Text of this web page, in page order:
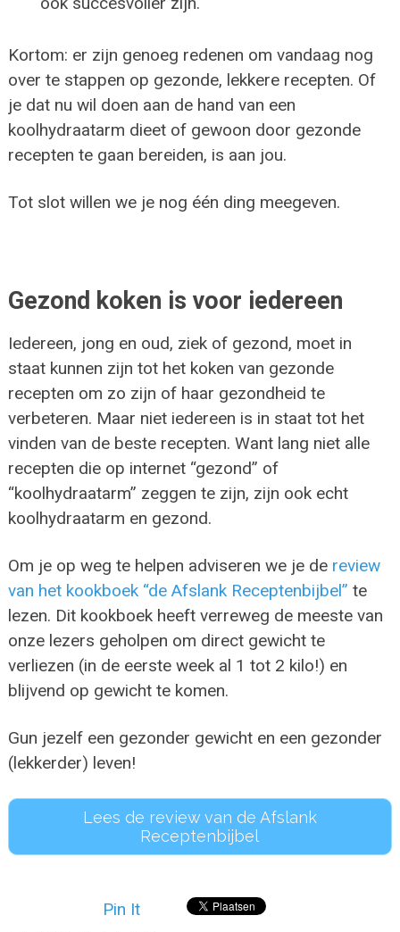
Kortom: er zijn genoeg redenen om vandaag nog
over te stappen op gezonde, lekkere recepten. Of
je dat nu wil doen aan de hand van een
koolhydraatarm dieet of gewoon door gezonde
recepten te gaan bereiden, is aan jou.
Tot slot willen we je nog één ding meegeven.
Gezond koken is voor iedereen
Iedereen, jong en oud, ziek of gezond, moet in
staat kunnen zijn tot het koken van gezonde
recepten om zo zijn of haar gezondheid te
verbeteren. Maar niet iedereen is in staat tot het
vinden van de beste recepten. Want lang niet alle
recepten die op internet “gezond” of
“koolhydraatarm” zeggen te zijn, zijn ook echt
koolhydraatarm en gezond.
Om je op weg te helpen adviseren we je de review
van het kookboek “de Afslank Receptenbijbel” te
lezen. Dit kookboek heeft verreweg de meeste van
onze lezers geholpen om direct gewicht te
verliezen (in de eerste week al 1 tot 2 kilo!) en
blijvend op gewicht te komen.
Gun jezelf een gezonder gewicht en een gezonder
(lekkerder) leven!
Lees de review van de Afslank
Receptenbijbel
Pin It